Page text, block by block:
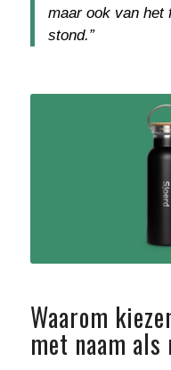
maar ook van het
stond.”
Waarom
met naam